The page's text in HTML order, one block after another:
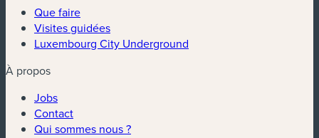
Que faire
Visites guidées
Luxembourg City Underground
À propos
Jobs
Contact
Qui sommes nous ?